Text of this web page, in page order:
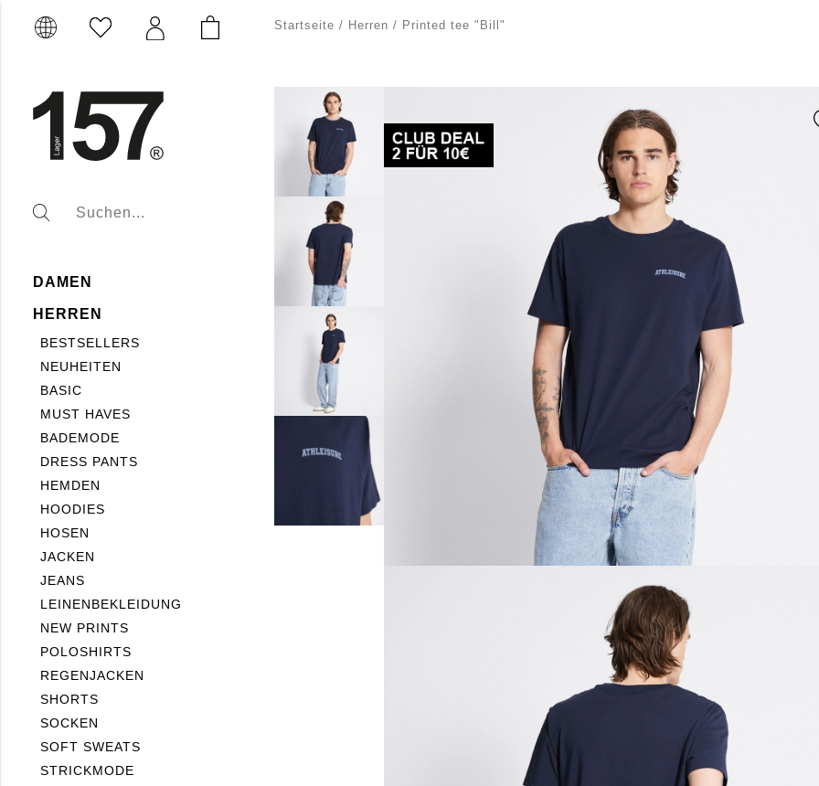
DAMEN
HERREN
BESTSELLERS
NEUHEITEN
BASIC
MUST HAVES
BADEMODE
DRESS PANTS
HEMDEN
HOODIES
HOSEN
JACKEN
JEANS
LEINENBEKLEIDUNG
NEW PRINTS
POLOSHIRTS
REGENJACKEN
SHORTS
SOCKEN
SOFT SWEATS
STRICKMODE
Startseite / Herren / Printed tee "Bill"